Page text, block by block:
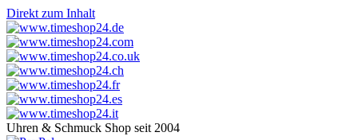
Direkt zum Inhalt
Uhren & Schmuck Shop seit 2004